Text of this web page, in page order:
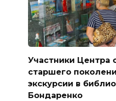
Участники Центра
старшего
экскурсии в
Бондаренко